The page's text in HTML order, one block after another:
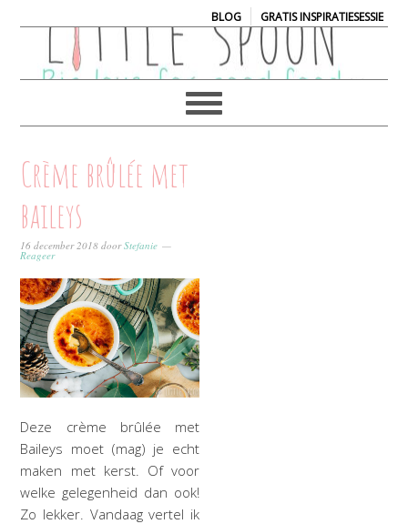
BLOG| GRATIS INSPIRATIESESSIE
Crème brûlée met
baileys
16 december 2018 doorStefanie
Reageer
Deze crème brûlée met
Baileys moet (mag) je echt
maken met kerst. Of voor
welke gelegenheid dan ook!
Zo lekker. Vandaag vertel ik